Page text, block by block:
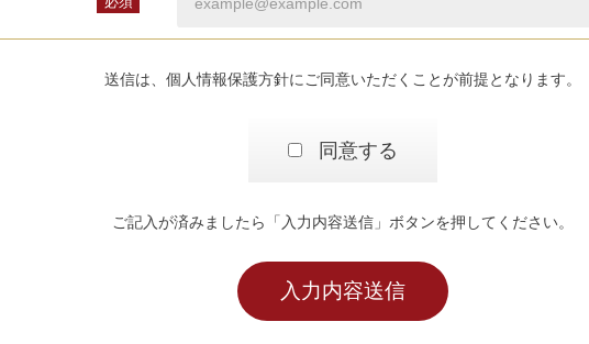
送信は、個人情報保護方針にご同意いただくことが前提となります。
同意する
ご記入が済みましたら「入力内容送信」ボタンを押してください。